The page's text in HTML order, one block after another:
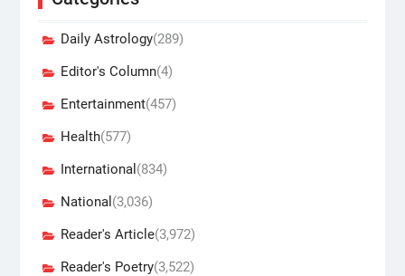
Daily Astrology(289)
Editor's Column(4)
Entertainment(457)
Health(577)
International (834)
National (3,036)
Reader's Article(3,972)
Reader's Poetry(3,522)